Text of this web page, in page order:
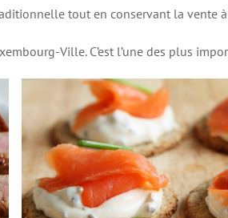
tout en conservant la vente
Ville. C’est l’une des plus